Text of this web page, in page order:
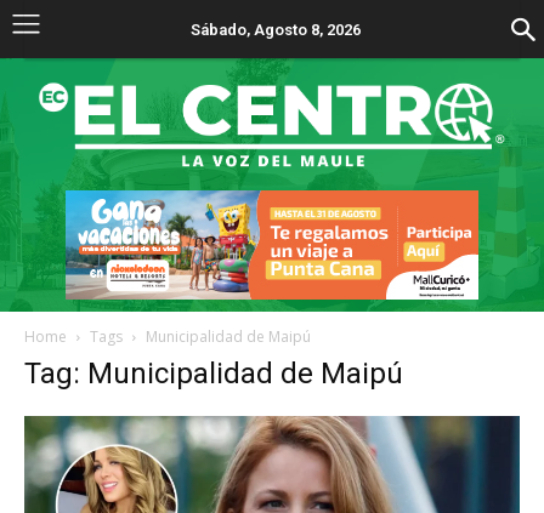
Sábado, Agosto 8, 2026
Home Tags Municipalidad de Maipú
Tag: Municipalidad de Maipú